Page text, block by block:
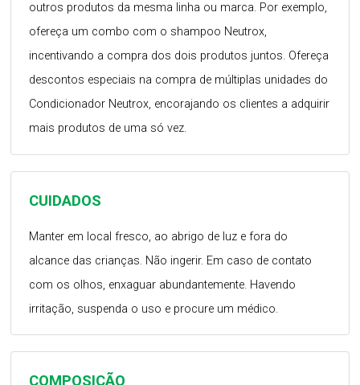
COMPOSIÇÃO
CUIDADOS
Manter em local fresco, ao abrigo de luz e fora do
alcance das crianças. Não ingerir. Em caso de contato
com os olhos, enxaguar abundantemente. Havendo
irritação, suspenda o uso e procure um médico.
outros produtos da mesma linha ou marca. Por exemplo,
ofereça um combo com o shampoo Neutrox,
incentivando a compra dos dois produtos juntos. Ofereça
descontos especiais na compra de múltiplas unidades do
Condicionador Neutrox, encorajando os clientes a adquirir
mais produtos de uma só vez.